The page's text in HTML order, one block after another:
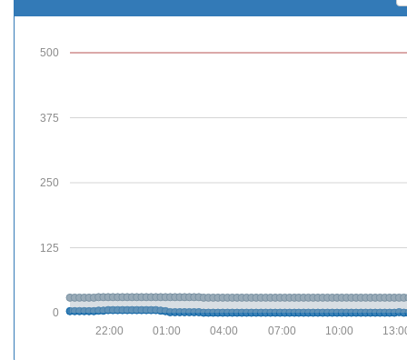
0
125
250
375
500
10:00
07:00
04:00
01:00
22:00